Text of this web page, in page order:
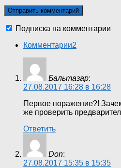
Подписка на комментарии
Комментарии2
Бальтазар:
27.08.2017 16:28 в 16:28
Первое поражение?!
же проверить
Ответить
Don:
27.08.2017 15:35 в 15:35